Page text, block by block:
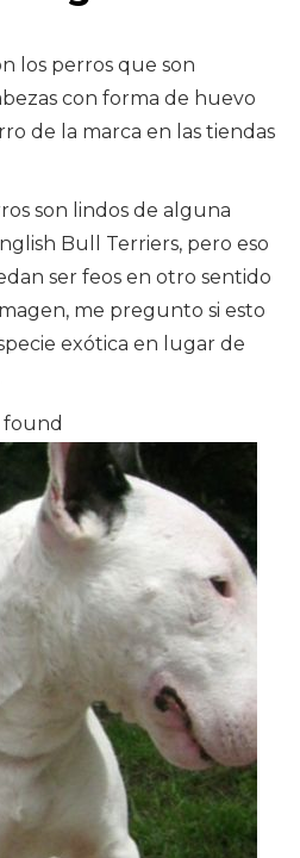
los perros que son
con forma de huevo
de la marca en las tiendas
son lindos de alguna
Bull Terriers, pero eso
ser feos en otro sentido
me pregunto si esto
exótica en lugar de
found